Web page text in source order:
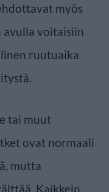
myös
voitaisiin
ruutuaika
tai muut
ovat normaali
mutta
Kaikkein